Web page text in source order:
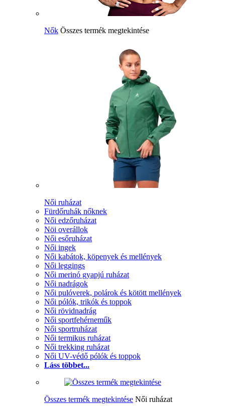
Nők Összes termék megtekintése
Női ruházat
Fürdőruhák nőknek
Női edzőruházat
Nöi overállok
Női esőruházat
Női ingek
Női kabátok, köpenyek és mellények
Női leggings
Női merinó gyapjú ruházat
Női nadrágok
Női pulóverek, polárok és kötött mellények
Női pólók, trikók és toppok
Női rövidnadrág
Női sportfehérneműk
Női sportruházat
Női termikus ruházat
Női trekking ruházat
Női UV-védő pólók és toppok
Láss többet...
Összes termék megtekintése Női ruházat